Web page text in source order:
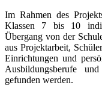
Im Rahmen des
Klassen 7 bis 10
Übergang von der
aus Projektarbeit,
Einrichtungen und
Ausbildungsberufe
gefunden werden.